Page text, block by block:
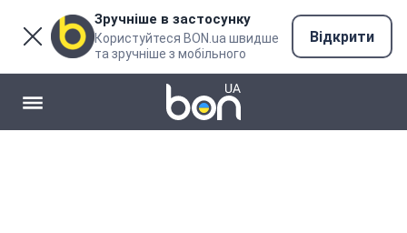
Зручніше в застосунку
Користуйтеся BON.ua швидше
та зручніше з мобільного
Відкрити